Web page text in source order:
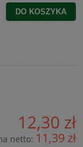
DO KOSZYKA
12,30 zł
netto: 11,39 zł